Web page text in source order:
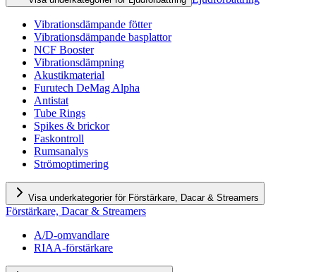
Vibrationsdämpande fötter
Vibrationsdämpande basplattor
NCF Booster
Vibrationsdämpning
Akustikmaterial
Furutech DeMag Alpha
Antistat
Tube Rings
Spikes & brickor
Faskontroll
Rumsanalys
Strömoptimering
Visa underkategorier för Förstärkare, Dacar & Streamers
Förstärkare, Dacar & Streamers
A/D-omvandlare
RIAA-förstärkare